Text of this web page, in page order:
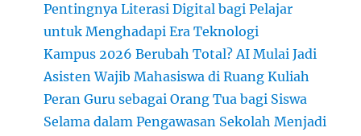
Pentingnya Literasi Digital bagi Pelajar
untuk Menghadapi Era Teknologi
Kampus 2026 Berubah Total? AI Mulai Jadi
Asisten Wajib Mahasiswa di Ruang Kuliah
Peran Guru sebagai Orang Tua bagi Siswa
Selama dalam Pengawasan Sekolah Menjadi